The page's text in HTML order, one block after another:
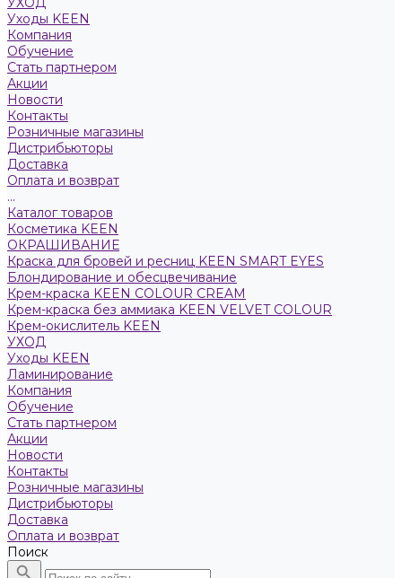
Уходы KEEN
Компания
Обучение
Стать партнером
Акции
Новости
Контакты
Розничные магазины
Дистрибьюторы
Доставка
Оплата и возврат
...
Каталог товаров
Косметика KEEN
ОКРАШИВАНИЕ
Краска для бровей и ресниц KEEN SMART EYES
Блондирование и обесцвечивание
Крем-краска KEEN COLOUR CREAM
Крем-краска без аммиака KEEN VELVET COLOUR
Крем-окислитель KEEN
УХОД
Уходы KEEN
Ламинирование
Компания
Обучение
Стать партнером
Акции
Новости
Контакты
Розничные магазины
Дистрибьюторы
Доставка
Оплата и возврат
Поиск